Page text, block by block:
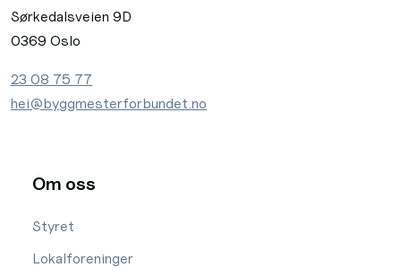
Sørkedalsveien 9D
0369 Oslo
23 08 75 77
hei@byggmesterforbundet.no
Om oss
Styret
Lokalforeninger